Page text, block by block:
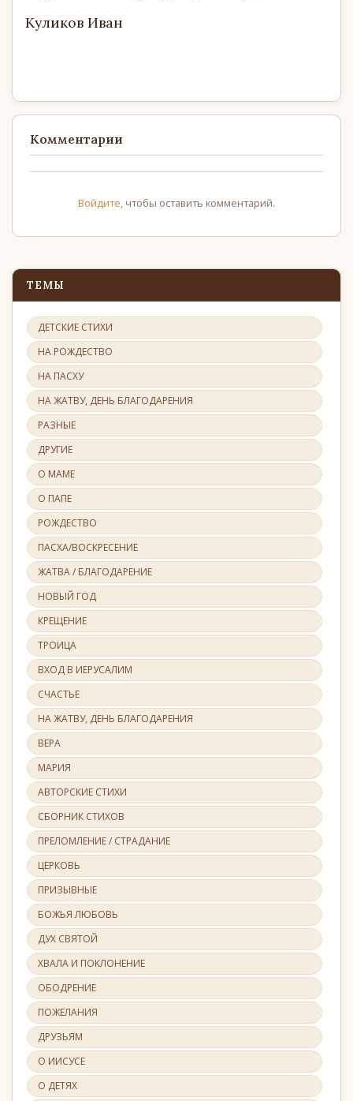
Куликов Иван
Комментарии
Войдите, чтобы оставить комментарий.
ТЕМЫ
ДЕТСКИЕ СТИХИ
НА РОЖДЕСТВО
НА ПАСХУ
НА ЖАТВУ, ДЕНЬ БЛАГОДАРЕНИЯ
РАЗНЫЕ
ДРУГИЕ
О МАМЕ
О ПАПЕ
РОЖДЕСТВО
ПАСХА/ВОСКРЕСЕНИЕ
ЖАТВА / БЛАГОДАРЕНИЕ
НОВЫЙ ГОД
КРЕЩЕНИЕ
ТРОИЦА
ВХОД В ИЕРУСАЛИМ
СЧАСТЬЕ
НА ЖАТВУ, ДЕНЬ БЛАГОДАРЕНИЯ
ВЕРА
МАРИЯ
АВТОРСКИЕ СТИХИ
СБОРНИК СТИХОВ
ПРЕЛОМЛЕНИЕ / СТРАДАНИЕ
ЦЕРКОВЬ
ПРИЗЫВНЫЕ
БОЖЬЯ ЛЮБОВЬ
ДУХ СВЯТОЙ
ХВАЛА И ПОКЛОНЕНИЕ
ОБОДРЕНИЕ
ПОЖЕЛАНИЯ
ДРУЗЬЯМ
О ИИСУСЕ
О ДЕТЯХ